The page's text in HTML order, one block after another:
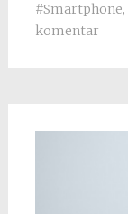
#Smartphone,
komentar